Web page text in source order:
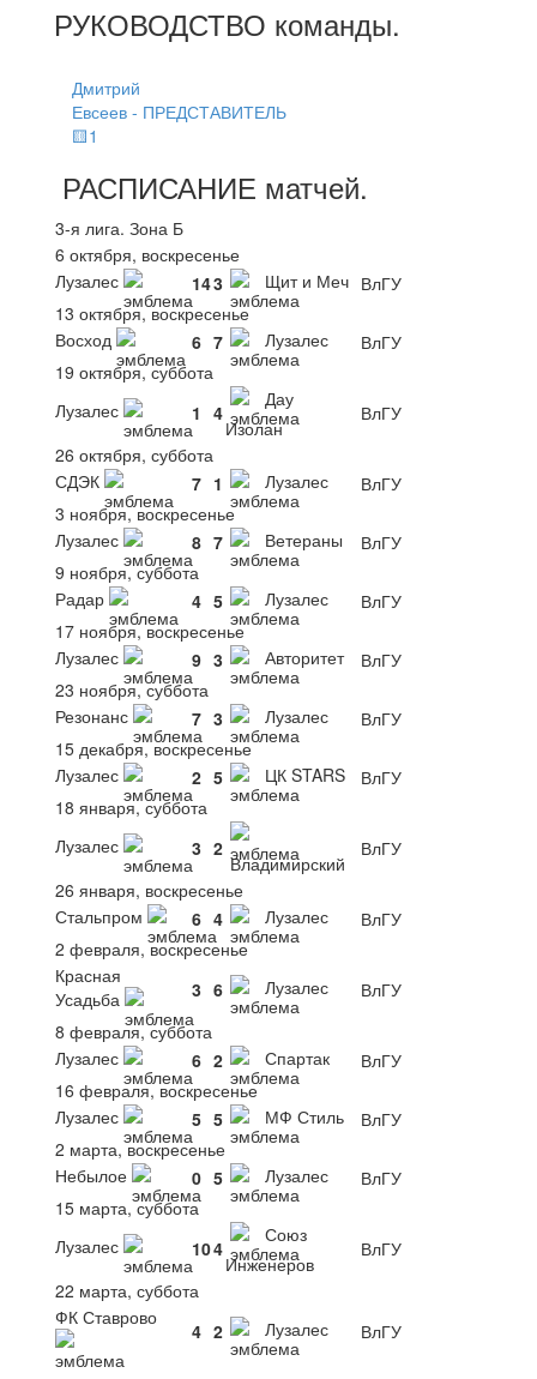
РУКОВОДСТВО команды.
Дмитрий
Евсеев - ПРЕДСТАВИТЕЛЬ
🟨1
РАСПИСАНИЕ матчей.
3-я лига. Зона Б
6 октября, воскресенье
Лузалес
143 Щит и Меч ВлГУ
13 октября, воскресенье
Восход
6 7 Лузалес
ВлГУ
19 октября, суббота
Лузалес
1 4
Дау
Изолан
ВлГУ
26 октября, суббота
СДЭК
7 1 Лузалес
ВлГУ
3 ноября, воскресенье
Лузалес
8 7 Ветераны
ВлГУ
9 ноября, суббота
Радар
4 5 Лузалес
ВлГУ
17 ноября, воскресенье
Лузалес
9 3 Авторитет
ВлГУ
23 ноября, суббота
Резонанс
7 3 Лузалес
ВлГУ
15 декабря, воскресенье
Лузалес
2 5 ЦК STARS
ВлГУ
18 января, суббота
Лузалес
3 2
Владимирский
ВлГУ
26 января, воскресенье
Стальпром
6 4 Лузалес
ВлГУ
2 февраля, воскресенье
Красная
Усадьба
3 6 Лузалес
ВлГУ
8 февраля, суббота
Лузалес
6 2 Спартак
ВлГУ
16 февраля, воскресенье
Лузалес
5 5 МФ Стиль
ВлГУ
2 марта, воскресенье
Небылое
0 5 Лузалес
ВлГУ
15 марта, суббота
Лузалес
104
Союз
Инженеров
ВлГУ
22 марта, суббота
ФК Ставрово
4 2 Лузалес ВлГУ